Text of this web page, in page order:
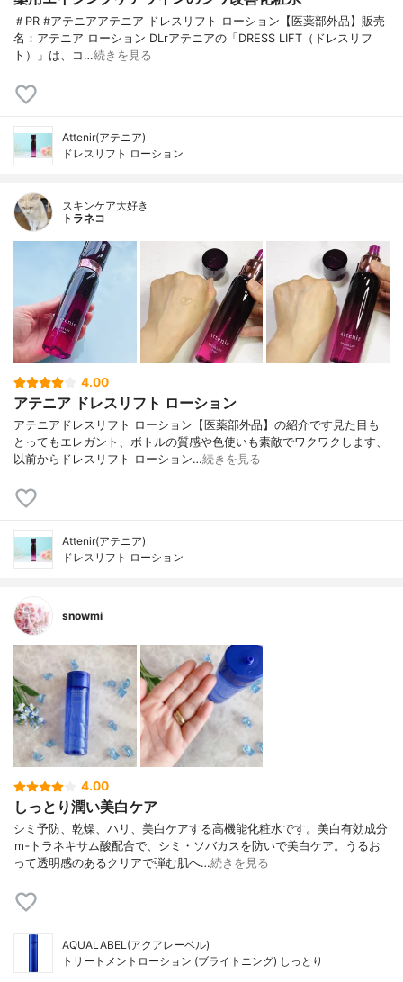
＃PR #アテニアアテニア ドレスリフト ローション【医薬部外品】販売
名：アテニア ローション DLrアテニアの「DRESS LIFT（ドレスリフ
ト）」は、コ…続きを見る
Attenir(アテニア)
ドレスリフト ローション
スキンケア大好き
トラネコ
4.00
アテニア ドレスリフト ローション
アテニアドレスリフト ローション【医薬部外品】の紹介です見た目も
とってもエレガント、ボトルの質感や色使いも素敵でワクワクします、
以前からドレスリフト ローション…続きを見る
Attenir(アテニア)
ドレスリフト ローション
snowmi
4.00
しっとり潤い美白ケア
シミ予防、乾燥、ハリ、美白ケアする高機能化粧水です。美白有効成分
ｍ‐トラネキサム酸配合で、シミ・ソバカスを防いで美白ケア。うるお
って透明感のあるクリアで弾む肌へ…続きを見る
AQUALABEL(アクアレーベル)
トリートメントローション (ブライトニング) しっとり